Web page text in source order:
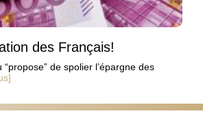
des Français!
de spolier l’épargne des